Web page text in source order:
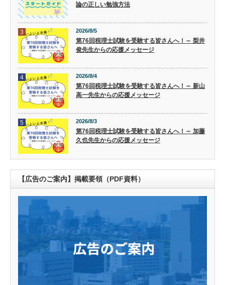
論の正しい勉強方法
3 2026/8/5
第76回税理士試験を受験する皆さんへ！～ 梨井
俊先生からの応援メッセージ
4 2026/8/4
第76回税理士試験を受験する皆さんへ！～ 新山
高一先生からの応援メッセージ
5 2026/8/3
第76回税理士試験を受験する皆さんへ！～ 加藤
久也先生からの応援メッセージ
【広告のご案内】掲載要領（PDF資料）